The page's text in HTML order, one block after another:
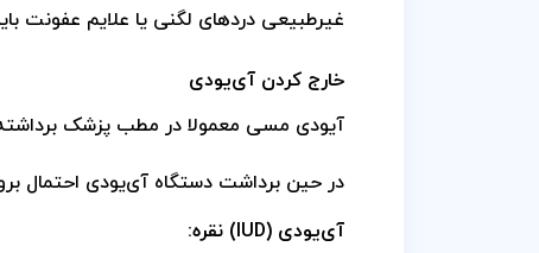
غیر‌طبیعی درد‌های لگنی یا علایم عفونت
خارج کردن آی‌یو‌دی
آیودی مسی معمولا در مطب پزشک
در حین برداشت دستگاه آی‌یو‌دی احتمال
آی‌یو‌دی (IUD) نقره: